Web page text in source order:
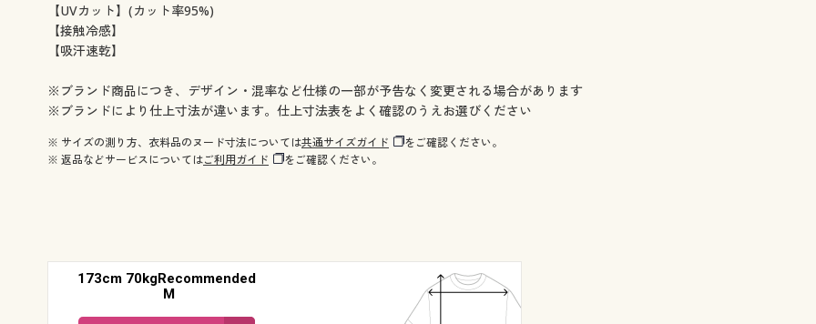
【UVカット】(カット率95%)
【接触冷感】
【吸汗速乾】
※ブランド商品につき、デザイン・混率など仕様の一部が予告なく変更される場合があります
※ブランドにより仕上寸法が違います。仕上寸法表をよく確認のうえお選びください
※ サイズの測り方、衣料品のヌード寸法については共通サイズガイド
をご確認ください。
※ 返品などサービスについてはご利用ガイド をご確認ください。
173cm 70kgRecommended
M